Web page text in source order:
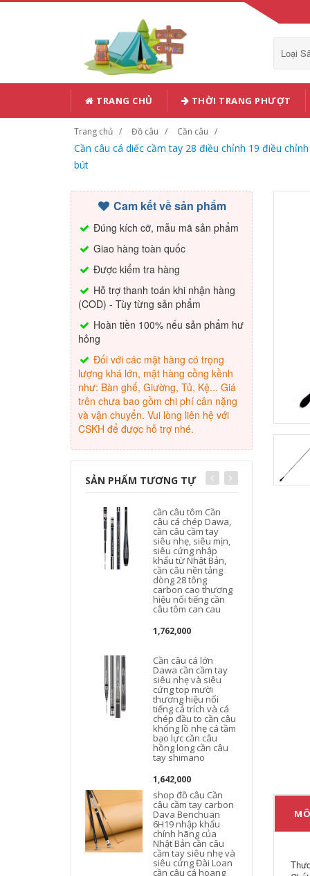
Loại
TRANG CHỦ THỜI TRANG PHƯỢT
Trang chủ Đồ câu Cần câu
Cần câu cá diếc cầm tay 28 điều chỉnh 19 điều
bút
Cam kết về sản phẩm
Đúng kích cỡ, mẫu mã sản phẩm
Giao hàng toàn quốc
Được kiểm tra hàng
Hỗ trợ thanh toán khi nhận hàng
(COD) - Tùy từng sản phẩm
Hoàn tiền 100% nếu sản phẩm hư
hỏng
Đối với các mặt hàng có trọng
lượng khá lớn, mặt hàng cồng kềnh
như: Bàn ghế, Giường, Tủ, Kệ... Giá
trên chưa bao gồm chi phí cân nặng
và vận chuyển. Vui lòng liên hệ với
CSKH để được hỗ trợ nhé.
SẢN PHẨM TƯƠNG TỰ
cần câu tôm Cần
câu cá chép Dawa,
cần câu cầm tay
siêu nhẹ, siêu mịn,
siêu cứng nhập
khẩu từ Nhật Bản,
cần câu nền tảng
dòng 28 tông
carbon cao thương
hiệu nổi tiếng cần
câu tôm can cau
1,762,000
Cần câu cá lớn
Dawa cần cầm tay
siêu nhẹ và siêu
cứng top mười
thương hiệu nổi
tiếng cá trích và cá
chép đầu to cần câu
khổng lồ nhẹ cá tầm
bạo lực cần câu
hồng long cần câu
tay shimano
1,642,000
shop đồ câu Cần
câu cầm tay carbon
Dava Benchuan
6H19 nhập khẩu
chính hãng của
Nhật Bản cần câu
cầm tay siêu nhẹ và
siêu cứng Đài Loan
cần câu cá hoang